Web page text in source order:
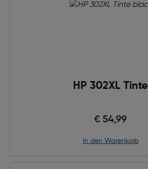
HP 302XL Tinte
€ 54,99
in den Warenkorb